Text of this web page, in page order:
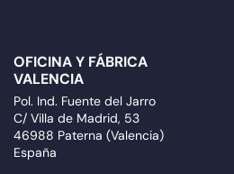
OFICINA Y FÁBRICA
VALENCIA
Pol. Ind. Fuente del Jarro
C/ Villa de Madrid, 53
46988 Paterna (Valencia)
España